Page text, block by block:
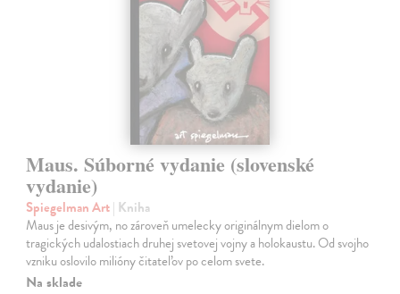
Maus. Súborné vydanie (slovenské
vydanie)
Spiegelman Art| Kniha
Maus je desivým, no zároveň umelecky originálnym dielom o
tragických udalostiach druhej svetovej vojny a holokaustu. Od svojho
vzniku oslovilo milióny čitateľov po celom svete.
Na sklade